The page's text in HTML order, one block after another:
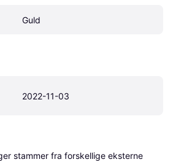
Guld
2022-11-03
stammer fra forskellige eksterne